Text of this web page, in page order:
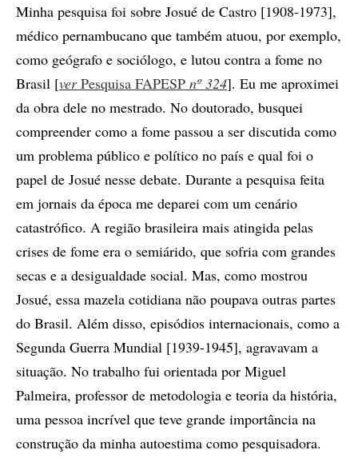
Minha pesquisa foi sobre Josué de Castro [1908-1973],
médico pernambucano que também atuou, por exemplo,
como geógrafo e sociólogo, e lutou contra a fome no
Brasil [verPesquisa FAPESP nº 324]. Eu me aproximei
da obra dele no mestrado. No doutorado, busquei
compreender como a fome passou a ser discutida como
um problema público e político no país e qual foi o
papel de Josué nesse debate. Durante a pesquisa feita
em jornais da época me deparei com um cenário
catastrófico. A região brasileira mais atingida pelas
crises de fome era o semiárido, que sofria com grandes
secas e a desigualdade social. Mas, como mostrou
Josué, essa mazela cotidiana não poupava outras partes
do Brasil. Além disso, episódios internacionais, como a
Segunda Guerra Mundial [1939-1945], agravavam a
situação. No trabalho fui orientada por Miguel
Palmeira, professor de metodologia e teoria da história,
uma pessoa incrível que teve grande importância na
construção da minha autoestima como pesquisadora.